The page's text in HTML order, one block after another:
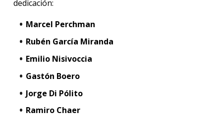
dedicación:
Marcel Perchman
Rubén García Miranda
Emilio Nisivoccia
Gastón Boero
Jorge Di Pólito
Ramiro Chaer